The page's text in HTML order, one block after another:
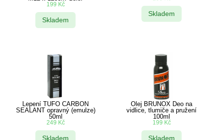
199 Kč
Skladem
Skladem
Lepení TUFO CARBON
SEALANT opravný (emulze)
50ml
249 Kč
Skladem
Olej BRUNOX Deo na
vidlice, tlumiče a pružení
100ml
199 Kč
Skladem